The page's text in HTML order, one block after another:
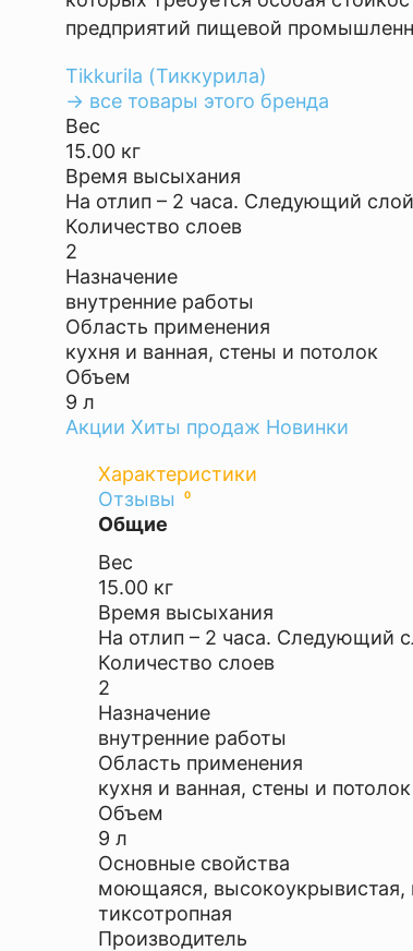
предприятий пищевой
Tikkurila (Тиккурила)
→ все товары этого бренда
Вес
15.00 кг
Время высыхания
На отлип – 2 часа. Следующий
Количество слоев
2
Назначение
внутренние работы
Область применения
кухня и ванная, стены и потолок
Объем
9 л
Акции Хиты продаж Новинки
Характеристики
Отзывы
0
Общие
Вес
15.00 кг
Время высыхания
На отлип – 2 часа. Следующий
Количество слоев
2
Назначение
внутренние работы
Область применения
кухня и ванная, стены и потолок
Объем
9 л
Основные свойства
моющаяся, высокоукрывистая,
тиксотропная
Производитель
Оставить
отзыв
Ваша
оценка
—
Ваше
имя
—
Комментарий